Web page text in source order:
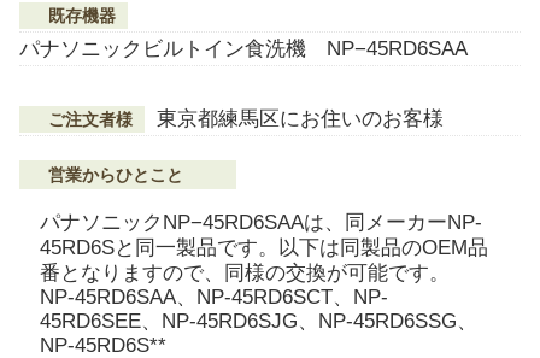
既存機器
パナソニックビルトイン食洗機 NP−45RD6SAA
ご注文者様 東京都練馬区にお住いのお客様
営業からひとこと
パナソニックNP−45RD6SAAは、同メーカーNP-
45RD6Sと同一製品です。以下は同製品のOEM品
番となりますので、同様の交換が可能です。
NP-45RD6SAA、NP-45RD6SCT、NP-
45RD6SEE、NP-45RD6SJG、NP-45RD6SSG、
NP-45RD6S**